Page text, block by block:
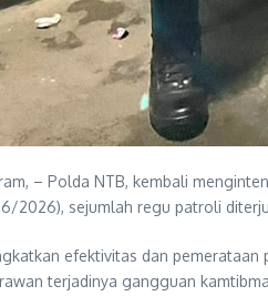
– Polda NTB, kembali
2026), sejumlah regu patroli
efektivitas dan
terjadinya gangguan